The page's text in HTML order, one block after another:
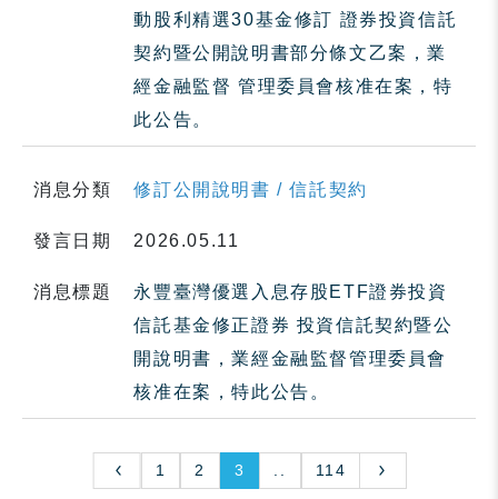
動股利精選30基金修訂 證券投資信託
契約暨公開說明書部分條文乙案，業
經金融監督 管理委員會核准在案，特
此公告。
消息分類 修訂公開說明書 / 信託契約
發言日期 2026.05.11
消息標題
永豐臺灣優選入息存股ETF證券投資
信託基金修正證券 投資信託契約暨公
開說明書，業經金融監督管理委員會
核准在案，特此公告。
1 2 3 114